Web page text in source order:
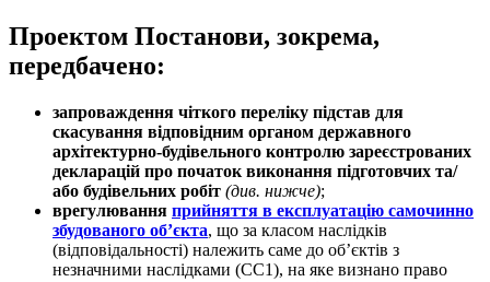
Проектом Постанови, зокрема,
передбачено:
запроваждення чіткого переліку підстав для
скасування відповідним органом державного
архітектурно-будівельного контролю зареєстрованих
декларацій про початок виконання підготовчих та/
або будівельних робіт (див. нижче);
врегулювання прийняття в експлуатацію самочинно
збудованого об’єкта, що за класом наслідків
(відповідальності) належить саме до об’єктів з
незначними наслідками (СС1), на яке визнано право